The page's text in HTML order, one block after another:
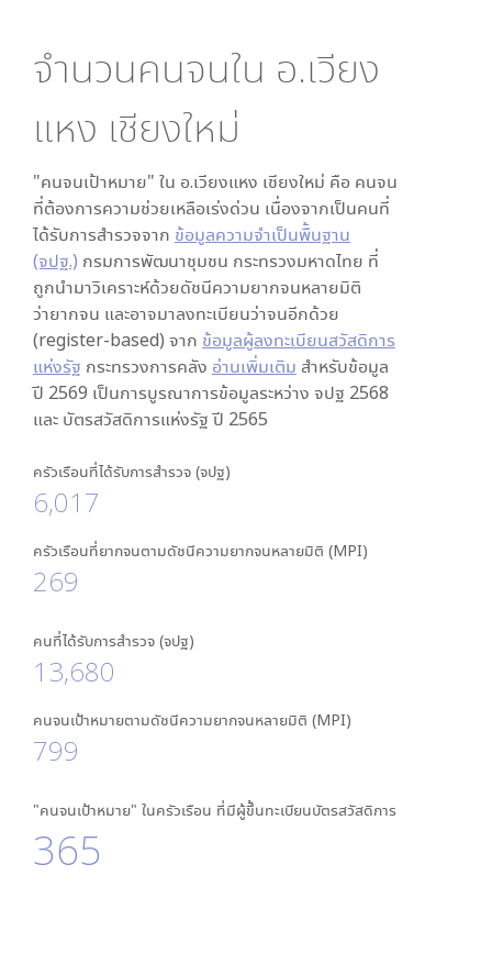
จำนวนคนจนใน อ.เวียง
แหง เชียงใหม่
"คนจนเป้าหมาย" ใน อ.เวียงแหง เชียงใหม่ คือ คนจน
ที่ต้องการความช่วยเหลือเร่งด่วน เนื่องจากเป็นคนที่
ได้รับการสำรวจจาก ข้อมูลความจำเป็นพื้นฐาน
(จปฐ.) กรมการพัฒนาชุมชน กระทรวงมหาดไทย ที่
ถูกนำมาวิเคราะห์ด้วยดัชนีความยากจนหลายมิติ
ว่ายากจน และอาจมาลงทะเบียนว่าจนอีกด้วย
(register-based) จาก ข้อมูลผู้ลงทะเบียนสวัสดิการ
แห่งรัฐ กระทรวงการคลัง อ่านเพิ่มเติม สำหรับข้อมูล
ปี 2569 เป็นการบูรณาการข้อมูลระหว่าง จปฐ 2568
และ บัตรสวัสดิการแห่งรัฐ ปี 2565
ครัวเรือนที่ได้รับการสำรวจ (จปฐ)
6,017
ครัวเรือนที่ยากจนตามดัชนีความยากจนหลายมิติ (MPI)
269
คนที่ได้รับการสำรวจ (จปฐ)
13,680
คนจนเป้าหมายตามดัชนีความยากจนหลายมิติ (MPI)
799
"คนจนเป้าหมาย" ในครัวเรือน ที่มีผู้ขึ้นทะเบียนบัตรสวัสดิการ
365